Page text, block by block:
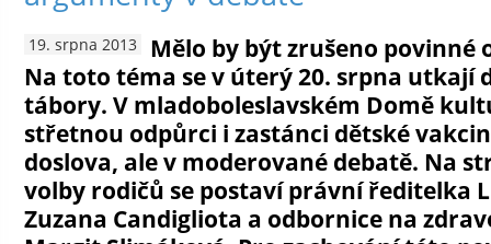
19. srpna 2013
Mělo by být zrušeno povinné
Na toto téma se v úterý 20. srpna utkají
tábory. V mladoboleslavském Domě
střetnou odpůrci i zastánci dětské
doslova, ale v moderované debatě. Na
volby rodičů se postaví právní ředitelka
Zuzana Candigliota a odbornice na